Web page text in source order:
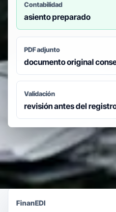
Contabilidad
asiento preparado
PDF adjunto
documento original
Validación
revisión antes del
FinanEDI